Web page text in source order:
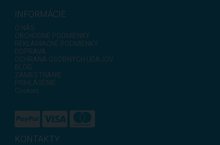
INFORMÁCIE
O NÁS
OBCHODNÉ PODMIENKY
REKLAMAČNÉ PODMIENKY
DOPRAVA
OCHRANA OSOBNÝCH ÚDAJOV
BLOG
ZAMESTNANIE
PRIHLÁSENIE
Cookies
KONTAKTY